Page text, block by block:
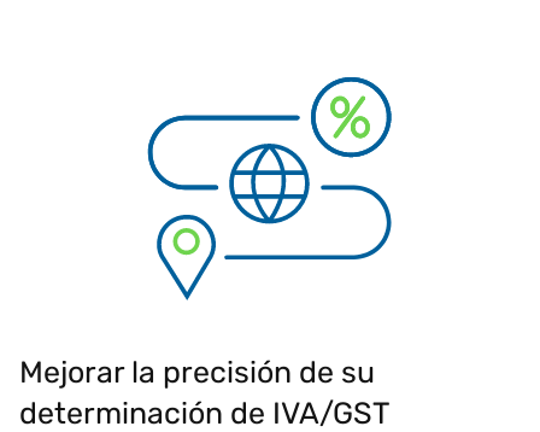
Mejorar la precisión de su
determinación de IVA/GST